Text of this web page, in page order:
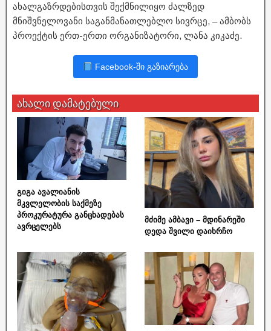
ახალგაზრდებისთვის შექმნილიყო ძალზედ
მნიშვნელოვანი საგანმანათლებლო სივრცე, – ამბობს
პროექტის ერთ-ერთი ორგანიზატორი, ლანა კიკაძე.
Facebook-ში გაზიარება
ახალი დამატებული
გიგა ავალიანის
მკვლელობის საქმეზე
პროკურატურა განცხადებას
ავრცელებს
მძიმე ამბავი – მდინარეში
დედა შვილი დაიხრჩო